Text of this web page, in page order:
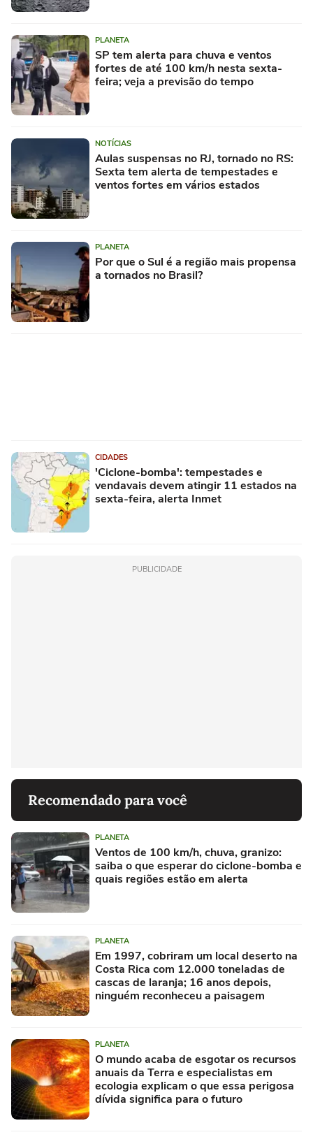
PLANETA
SP tem alerta para chuva e ventos
fortes de até 100 km/h nesta sexta-
feira; veja a previsão do tempo
NOTÍCIAS
Aulas suspensas no RJ, tornado no RS:
Sexta tem alerta de tempestades e
ventos fortes em vários estados
PLANETA
Por que o Sul é a região mais propensa
a tornados no Brasil?
CIDADES
'Ciclone-bomba': tempestades e
vendavais devem atingir 11 estados na
sexta-feira, alerta Inmet
PUBLICIDADE
Recomendado para você
PLANETA
Ventos de 100 km/h, chuva, granizo:
saiba o que esperar do ciclone-bomba e
quais regiões estão em alerta
PLANETA
Em 1997, cobriram um local deserto na
Costa Rica com 12.000 toneladas de
cascas de laranja; 16 anos depois,
ninguém reconheceu a paisagem
PLANETA
O mundo acaba de esgotar os recursos
anuais da Terra e especialistas em
ecologia explicam o que essa perigosa
dívida significa para o futuro